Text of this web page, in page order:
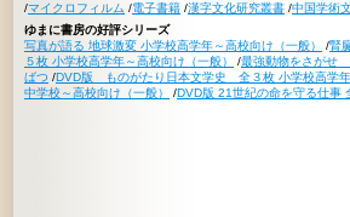
/マイクロフィルム /電子書籍 /漢字文化研究叢書 /中国学術
ゆまに書房の好評シリーズ
写真が語る 地球激変 小学校高学年～高校向け（一般）
/腎
５枚 小学校高学年～高校向け（一般）
/最強動物をさがせ
ばつ /DVD版 ものがたり日本文学史 全３枚 小学校高学年
中学校～高校向け（一般）
/DVD版 21世紀の命を守る仕事